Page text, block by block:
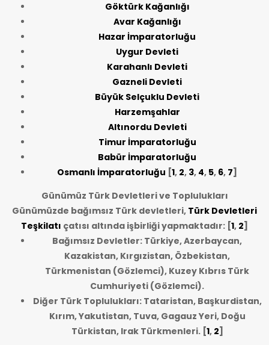
Göktürk Kağanlığı
Avar Kağanlığı
Hazar İmparatorluğu
Uygur Devleti
Karahanlı Devleti
Gazneli Devleti
Büyük Selçuklu Devleti
Harzemşahlar
Altınordu Devleti
Timur İmparatorluğu
Babür İmparatorluğu
Osmanlı İmparatorluğu [1, 2, 3, 4, 5, 6, 7]
Günümüz Türk Devletleri ve Toplulukları
Günümüzde bağımsız Türk devletleri, Türk Devletleri
Teşkilatı çatısı altında işbirliği yapmaktadır: [1, 2]
Bağımsız Devletler: Türkiye, Azerbaycan,
Kazakistan, Kırgızistan, Özbekistan,
Türkmenistan (Gözlemci), Kuzey Kıbrıs Türk
Cumhuriyeti (Gözlemci).
Diğer Türk Toplulukları: Tataristan, Başkurdistan,
Kırım, Yakutistan, Tuva, Gagauz Yeri, Doğu
Türkistan, Irak Türkmenleri.[1, 2]